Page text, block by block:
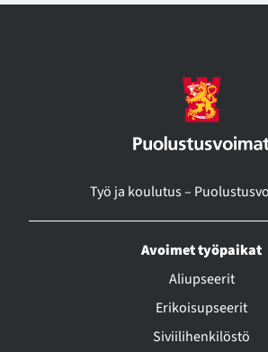
Työ ja koulutus –
Avoimet työpaikat
Aliupseerit
Erikoisupseerit
Siviilihenkilöstö